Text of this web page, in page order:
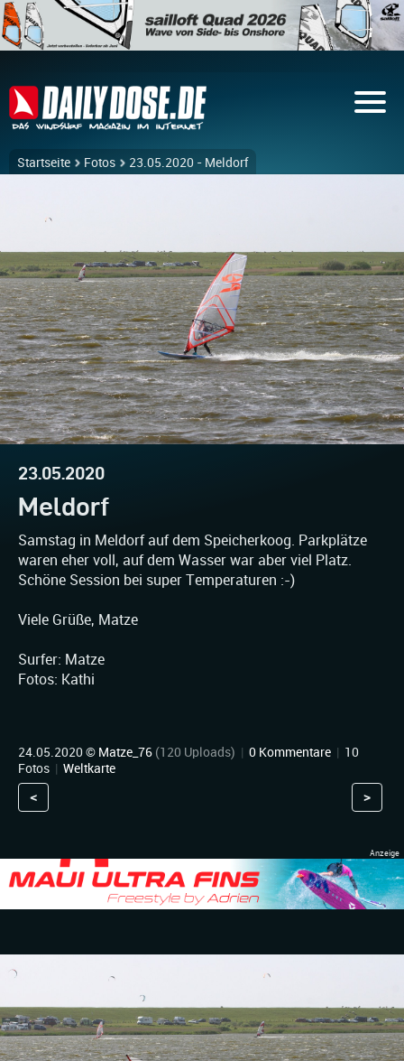
Startseite Fotos 23.05.2020 - Meldorf
23.05.2020
Meldorf
Samstag in Meldorf auf dem Speicherkoog. Parkplätze
waren eher voll, auf dem Wasser war aber viel Platz.
Schöne Session bei super Temperaturen :-)
Viele Grüße, Matze
Surfer: Matze
Fotos: Kathi
24.05.2020 © Matze_76 (120 Uploads) | 0 Kommentare | 10
Fotos | Weltkarte
< >